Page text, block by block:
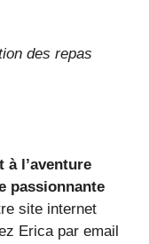
des repas
à l’aventure
passionnante
site internet
Erica par email